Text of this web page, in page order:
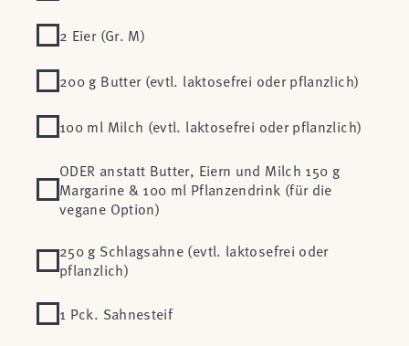
2 Eier (Gr. M)
200 g Butter (evtl. laktosefrei oder pflanzlich)
100 ml Milch (evtl. laktosefrei oder pflanzlich)
ODER anstatt Butter, Eiern und Milch 150 g
Margarine & 100 ml Pflanzendrink (für die
vegane Option)
250 g Schlagsahne (evtl. laktosefrei oder
pflanzlich)
1 Pck. Sahnesteif